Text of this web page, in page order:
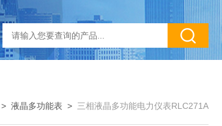
> 液晶多功能表 > 三相液晶多功能电力仪表RLC271A